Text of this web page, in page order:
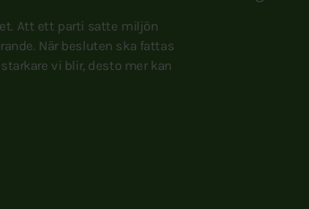
Att ett parti satte miljön
När besluten ska fattas
vi blir, desto mer kan